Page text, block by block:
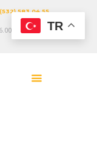
583 04 55
pm TR